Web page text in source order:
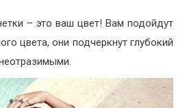
– это ваш цвет! Вам подойдут
цвета, они подчеркнут глубокий